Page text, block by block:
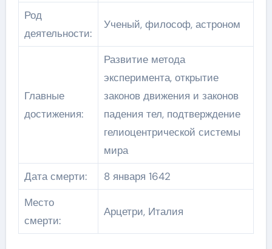
Род
деятельности:
Ученый, философ, астроном
Главные
достижения:
Развитие метода
эксперимента, открытие
законов движения и законов
падения тел, подтверждение
гелиоцентрической системы
мира
Дата смерти:
8 января 1642
Место
смерти:
Арцетри, Италия